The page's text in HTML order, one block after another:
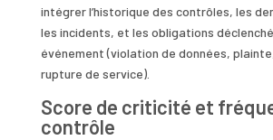
intégrer l’historique des contrôles, les
les incidents, et les obligations
événement (violation de données,
rupture de service).
Score de criticité et
contrôle